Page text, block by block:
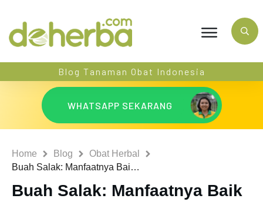
Blog Tanaman Obat Indonesia
WHATSAPP SEKARANG
Home Blog
Obat Herbal
Buah Salak: Manfaatnya Baik untuk Tingkatkan Daya Ingat Hingga Kesehatan Jantung
Buah Salak: Manfaatnya Baik